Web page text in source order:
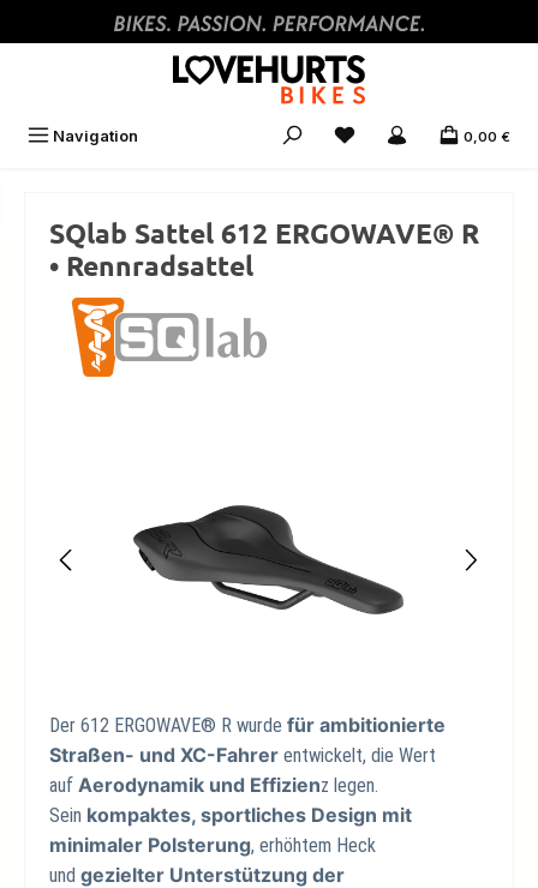
Zum Hauptinhalt springen
Navigation 0,00 €
SQlab Sattel 612 ERGOWAVE® R
• Rennradsattel
Der 612 ERGOWAVE® R wurde für ambitionierte
Straßen- und XC-Fahrer entwickelt, die Wert
auf Aerodynamik und Effizienz legen.
Sein kompaktes, sportliches Design mit
minimaler Polsterung, erhöhtem Heck
und gezielter Unterstützung der